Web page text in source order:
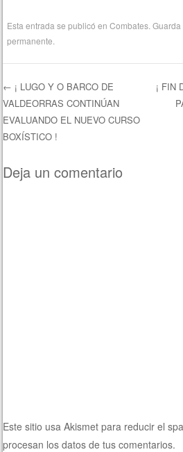
Esta entrada se publicó enCombates .
permanente
Navegación de
← ¡ LUGO Y O BARCO DE
VALDEORRAS CONTINÚAN
EVALUANDO EL NUEVO CURSO
BOXÍSTICO !
¡ FIN
Deja un comentario
Este sitio usa Akismet para reducir el
procesan los datos de tus comentarios.